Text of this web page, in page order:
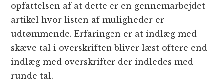
opfattelsen af at dette er en gennemarbejdet
artikel hvor listen af muligheder er
udtømmende. Erfaringen er at indlæg med
skæve tal i overskriften bliver læst oftere end
indlæg med overskrifter der indledes med
runde tal.